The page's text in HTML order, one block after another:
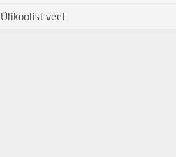
Ülikoolist veel